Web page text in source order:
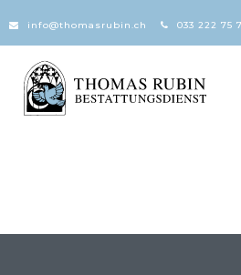
info@thomasrubin.ch 033 222 75